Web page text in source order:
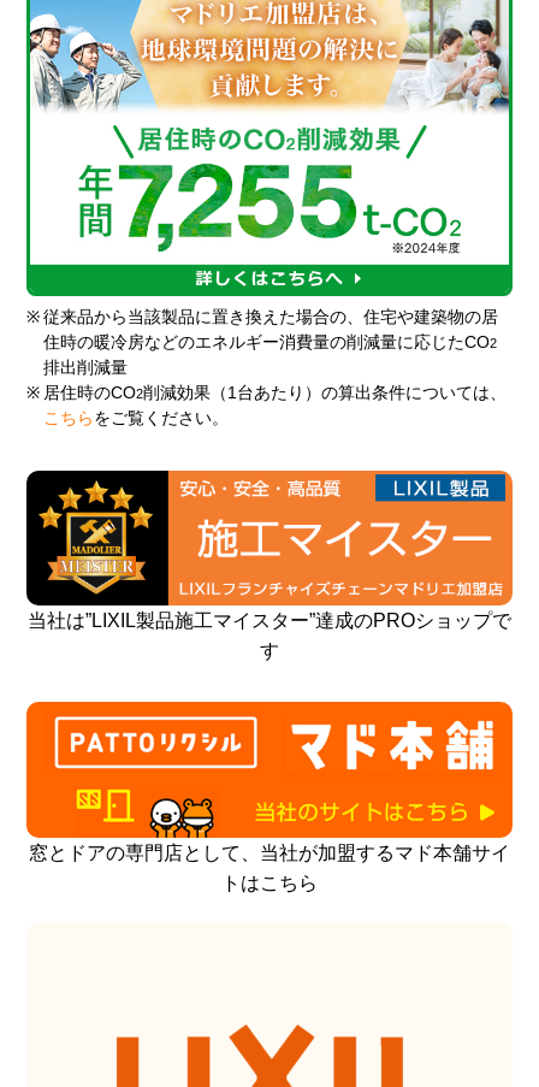
※ 従来品から当該製品に置き換えた場合の、住宅や建築物の居
住時の暖冷房などのエネルギー消費量の削減量に応じたCO2
排出削減量
※ 居住時のCO2削減効果（1台あたり）の算出条件については、
こちら をご覧ください。
当社は”LIXIL製品施工マイスター”達成のPROショップで
す
窓とドアの専門店として、当社が加盟するマド本舗サイ
トはこちら